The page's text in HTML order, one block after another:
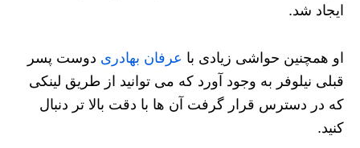
ایجاد شد.
او همچنین حواشی زیادی با عرفان بهادری دوست پسر
قبلی نیلوفر به وجود آورد که می توانید از طریق لینکی
که در دسترس قرار گرفت آن ها با دقت بالا تر دنبال
کنید.